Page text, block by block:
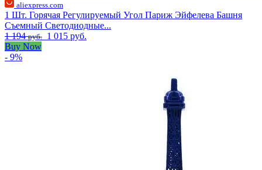
aliexpress.com
1 Шт. Горячая Регулируемый Угол Париж Эйфелева Башня
Съемный Светодиодные...
1 194руб. 1 015 руб.
Buy Now
- 9%